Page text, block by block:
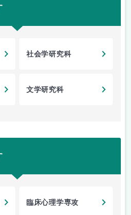
社会学研究科
文学研究科
臨床心理学専攻